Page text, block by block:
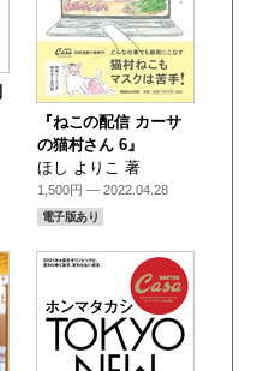
『ねこの配信 カーサ
の猫村さん 6』
ほし よりこ 著
1,500円 — 2022.04.28
電子版あり